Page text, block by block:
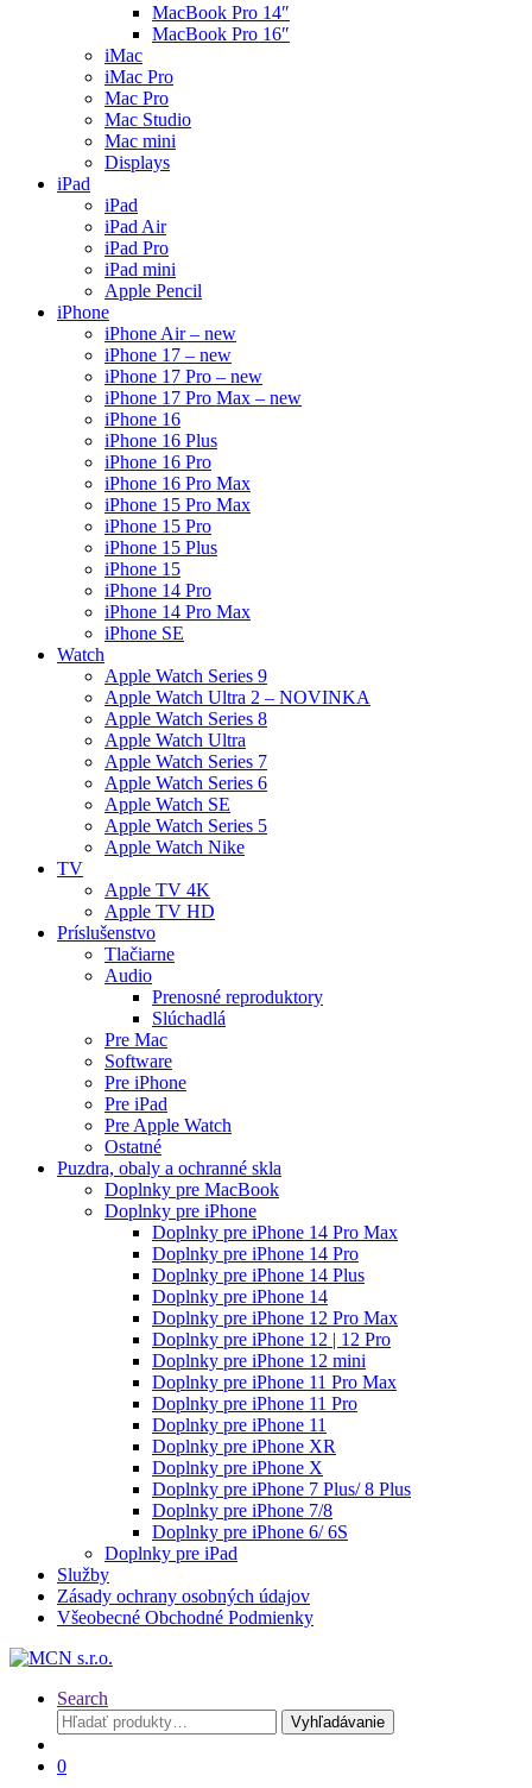
MacBook Pro 14″
MacBook Pro 16″
iMac
iMac Pro
Mac Pro
Mac Studio
Mac mini
Displays
iPad
iPad
iPad Air
iPad Pro
iPad mini
Apple Pencil
iPhone
iPhone Air – new
iPhone 17 – new
iPhone 17 Pro – new
iPhone 17 Pro Max – new
iPhone 16
iPhone 16 Plus
iPhone 16 Pro
iPhone 16 Pro Max
iPhone 15 Pro Max
iPhone 15 Pro
iPhone 15 Plus
iPhone 15
iPhone 14 Pro
iPhone 14 Pro Max
iPhone SE
Watch
Apple Watch Series 9
Apple Watch Ultra 2 – NOVINKA
Apple Watch Series 8
Apple Watch Ultra
Apple Watch Series 7
Apple Watch Series 6
Apple Watch SE
Apple Watch Series 5
Apple Watch Nike
TV
Apple TV 4K
Apple TV HD
Príslušenstvo
Tlačiarne
Audio
Prenosné reproduktory
Slúchadlá
Pre Mac
Software
Pre iPhone
Pre iPad
Pre Apple Watch
Ostatné
Puzdra, obaly a ochranné skla
Doplnky pre MacBook
Doplnky pre iPhone
Doplnky pre iPhone 14 Pro Max
Doplnky pre iPhone 14 Pro
Doplnky pre iPhone 14 Plus
Doplnky pre iPhone 14
Doplnky pre iPhone 12 Pro Max
Doplnky pre iPhone 12 | 12 Pro
Doplnky pre iPhone 12 mini
Doplnky pre iPhone 11 Pro Max
Doplnky pre iPhone 11 Pro
Doplnky pre iPhone 11
Doplnky pre iPhone XR
Doplnky pre iPhone X
Doplnky pre iPhone 7 Plus/ 8 Plus
Doplnky pre iPhone 7/8
Doplnky pre iPhone 6/ 6S
Doplnky pre iPad
Služby
Zásady ochrany osobných údajov
Všeobecné Obchodné Podmienky
Search
Hľadať:
Vyhľadávanie
0